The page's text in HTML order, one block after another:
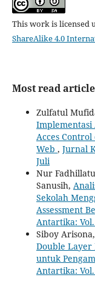
This work is licensed
ShareAlike 4.0
Most read
Zulfatul
Implementasi
Acces Control
Web , Jurnal
Juli
Nur
Sanusih,
Sekolah
Assessment
Antartika:
Siboy
Double Layer
untuk
Antartika: